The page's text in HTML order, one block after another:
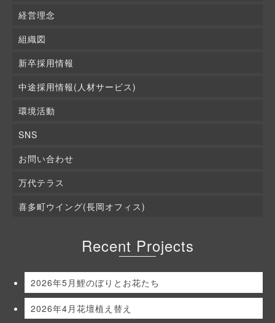
経営理念
組織図
新卒採用情報
中途採用情報(人材サービス)
環境活動
SNS
お問い合わせ
万代テラス
喜多町ウイング(長岡オフィス)
Recent Projects
2026年5月鯉のぼりとお花たち
2026年4月花壇植え替え